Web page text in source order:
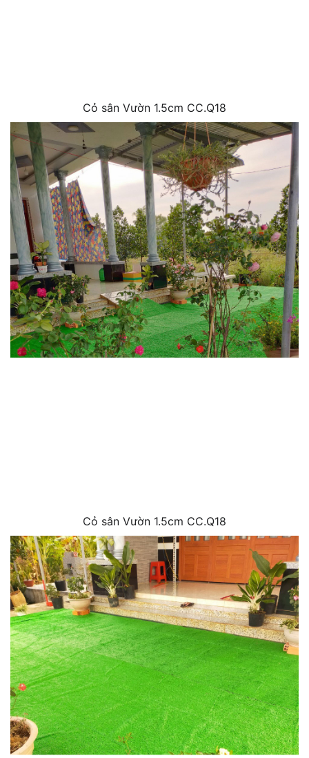
Cỏ sân Vườn 1.5cm CC.Q18
Cỏ sân Vườn 1.5cm CC.Q18